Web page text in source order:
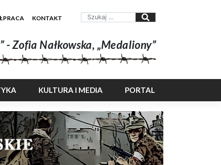
KONTAKT
Zofia Nałkowska, „Medaliony”
KULTURA I MEDIA PORTAL